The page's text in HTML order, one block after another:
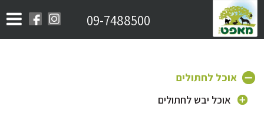
09-7488500
אוכל לחתולים
אוכל יבש לחתולים